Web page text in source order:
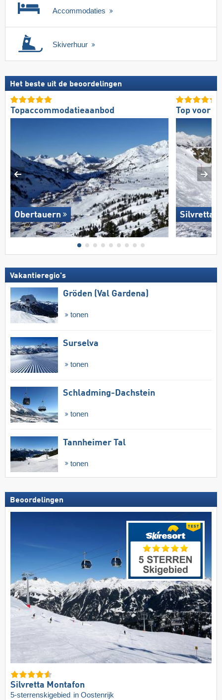
Accommodaties
Skiverhuur
Het beste uit de beoordelingen
Topaccommodatieaanbod
Obertauern
Top voor
Silvretta
Vakantieregio's
Gröden (Val Gardena)
tonen
Surselva
tonen
Schladming-Dachstein
tonen
Tannheimer Tal
tonen
Beoordelingen
Silvretta Montafon
5-sterrenskigebied in Oostenrijk